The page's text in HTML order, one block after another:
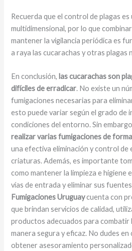
Recuerda que el control de plagas
multidimensional, por lo que
mantener la vigilancia periódica es
a raya las cucarachas y otras plagas
En conclusión, las cucarachas son
difíciles de erradicar. No existe un
fumigaciones necesarias para
esto puede variar según el grado de
condiciones del entorno. Sin
realizar varias fumigaciones de
una efectiva eliminación y control de
criaturas. Además, es importante
como mantener la limpieza e higiene
vías de entrada y eliminar sus
Fumigaciones Uruguaycuenta con
que brindan servicios de calidad,
productos adecuados para combatir
manera segura y eficaz. No dudes
obtener asesoramiento